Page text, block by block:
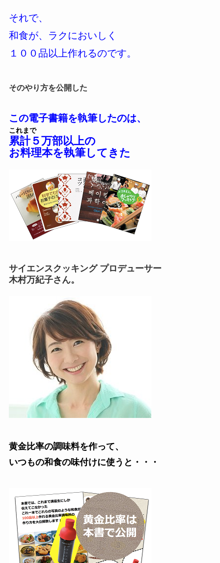
それで、
和食が、ラクにおいしく
１００品以上作れるのです。
そのやり方を公開した
この電子書籍を執筆したのは、
これまで
累計５万部以上の
お料理本を執筆してきた
サイエンスクッキング プロデューサー
木村万紀子さん。
黄金比率の調味料を作って、
いつもの和食の味付けに使うと・・・